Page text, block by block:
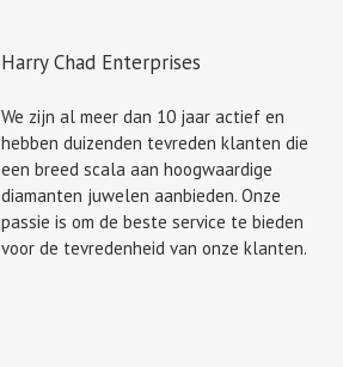
Harry Chad Enterprises
We zijn al meer dan 10 jaar actief en
hebben duizenden tevreden klanten die
een breed scala aan hoogwaardige
diamanten juwelen aanbieden. Onze
passie is om de beste service te bieden
voor de tevredenheid van onze klanten.